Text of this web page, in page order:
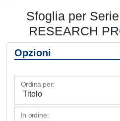
Sfoglia per
RESEARCH
Opzioni
Ordina per:
In ordine: